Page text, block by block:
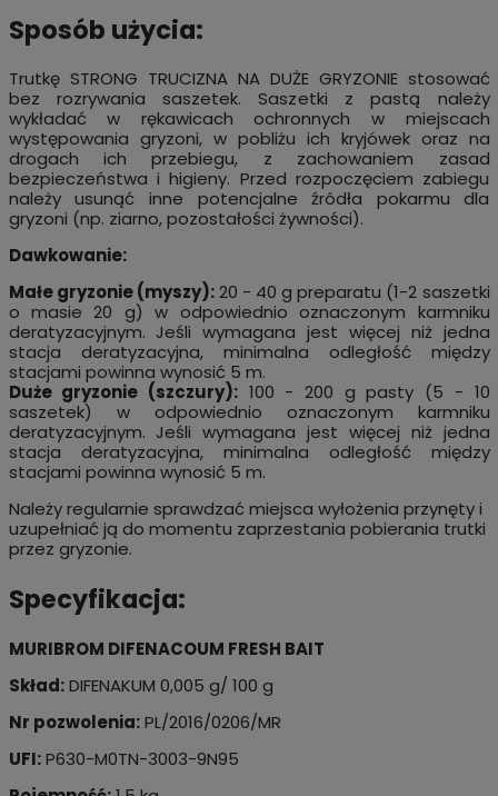
Sposób użycia:
Trutkę STRONG TRUCIZNA NA DUŻE GRYZONIE stosować
bez rozrywania saszetek. Saszetki z pastą należy
wykładać w rękawicach ochronnych w miejscach
występowania gryzoni, w pobliżu ich kryjówek oraz na
drogach ich przebiegu, z zachowaniem zasad
bezpieczeństwa i higieny. Przed rozpoczęciem zabiegu
należy usunąć inne potencjalne źródła pokarmu dla
gryzoni (np. ziarno, pozostałości żywności).
Dawkowanie:
Małe gryzonie (myszy):20 - 40 g preparatu (1-2 saszetki
o masie 20 g) w odpowiednio oznaczonym karmniku
deratyzacyjnym. Jeśli wymagana jest więcej niż jedna
stacja deratyzacyjna, minimalna odległość między
stacjami powinna wynosić 5 m.
Duże gryzonie (szczury):100 - 200 g pasty (5 - 10
saszetek) w odpowiednio oznaczonym karmniku
deratyzacyjnym. Jeśli wymagana jest więcej niż jedna
stacja deratyzacyjna, minimalna odległość między
stacjami powinna wynosić 5 m.
Należy regularnie sprawdzać miejsca wyłożenia przynęty i
uzupełniać ją do momentu zaprzestania pobierania trutki
przez gryzonie.
Specyfikacja:
MURIBROM DIFENACOUM FRESH BAIT
Skład:DIFENAKUM 0,005 g/ 100 g
Nr pozwolenia:PL/2016/0206/MR
UFI:P630-M0TN-3003-9N95